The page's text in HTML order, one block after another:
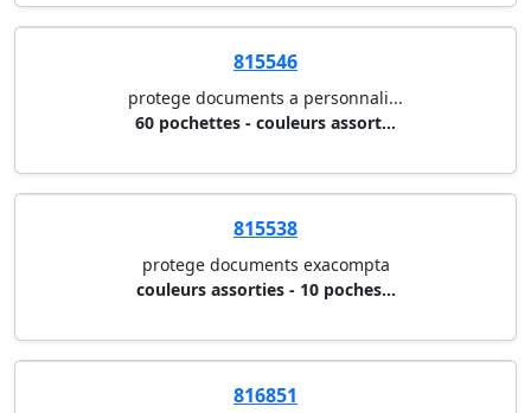
815546
protege documents a personnali...
60 pochettes - couleurs assort...
815538
protege documents exacompta
couleurs assorties - 10 poches...
816851